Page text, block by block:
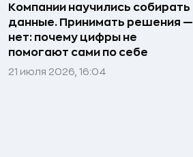
Компании научились собирать
данные. Принимать решения —
нет: почему цифры не
помогают сами по себе
21 июля 2026, 16:04